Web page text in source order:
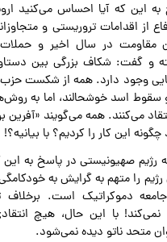
این که آیا احساس می‌کنید
از اقدامات تروریستی و
مقاومت در سال اخیر و
و گفت: شکاف بزرگی بین
وجود دارد. همه از شکست
سقوط اسد خوشحالند، اما به
می‌کنند. همه می‌گویند
این کار را کردیم؟ با بیانیه؟!
رژیم صهیونیستی در پاسخ به این
رژیم را متهم به گرایش به
دموکراتیک است. برخلاف
نمی‌کند! با این حال، هیچ
متحد ناتو دیده نمی‌شود.